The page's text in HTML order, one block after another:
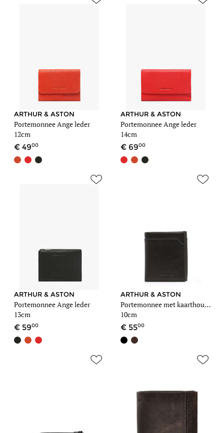
ARTHUR & ASTON
Portemonnee Ange leder
12cm
4900
ARTHUR & ASTON
Portemonnee Ange leder
14cm
6900
ARTHUR & ASTON
Portemonnee Ange leder
13cm
5900
ARTHUR & ASTON
Portemonnee met kaarthouder leder
10cm
5500